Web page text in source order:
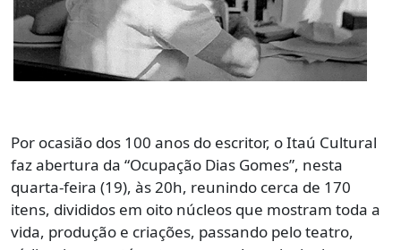
Por ocasião dos 100 anos do escritor, o Itaú Cultural
faz abertura da “Ocupação Dias Gomes”, nesta
quarta-feira (19), às 20h, reunindo cerca de 170
itens, divididos em oito núcleos que mostram toda a
vida, produção e criações, passando pelo teatro,